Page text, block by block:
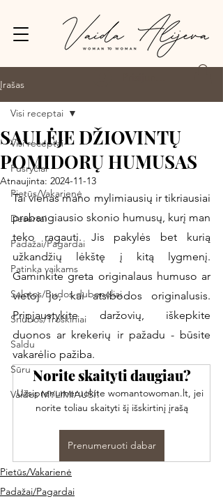
Įrašas
Visi receptai
Pusryčiai
Pietūs/Vakarienė
Desertai
Padažai/Pagardai
Patinka vaikams
Salotos/Budos dubenėliai
Sriubos/Troškiniai
Saldu
Sūru
Vaidos MYLIMIAUSI!
Visi receptai
SAULĖJE DŽIOVINTŲ
POMIDORŲ HUMUSAS
Atnaujinta: 2024-11-13
Tai vienas mano mylimiausių ir tikriausiai
prabangiausio skonio humusų, kurį man
teko ragauti. Jis pakylės bet kurią
užkandžių lėkštę į kitą lygmenį.
Gaminkite greta originalaus humuso ar
vietoj jo, kai atsibodos originalusis.
Pripjaustykite daržovių, iškepkite
duonos ar krekerių ir pažadu - būsite
vakarėlio pažiba.
Norite skaityti daugiau?
Užsiprenumeruokite womantowoman.lt, jei
norite toliau skaityti šį išskirtinį įrašą
Prenumeruoti dabar
Pietūs/Vakarienė
Padažai/Pagardai